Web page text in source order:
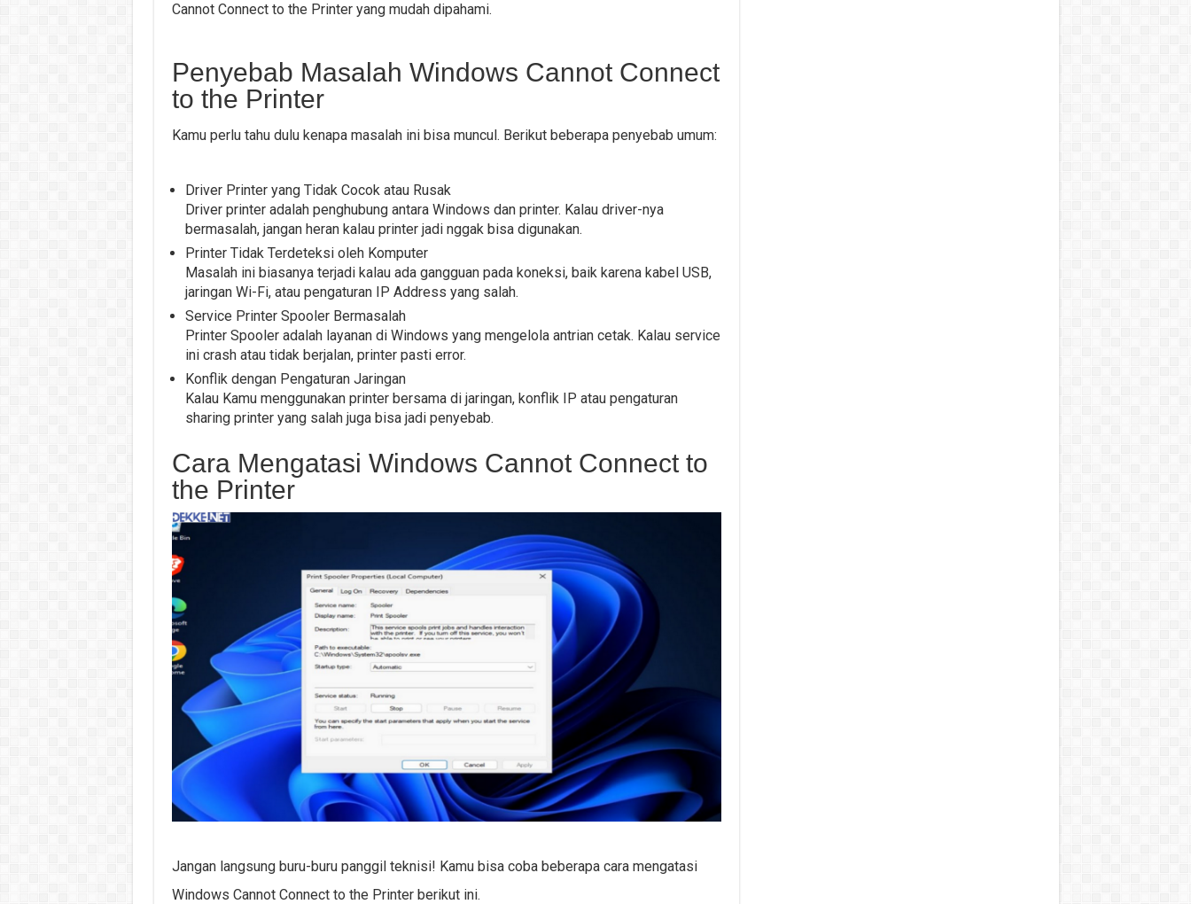
Cannot Connect to the Printer yang mudah dipahami.
Penyebab Masalah Windows Cannot Connect
to the Printer
Kamu perlu tahu dulu kenapa masalah ini bisa muncul. Berikut beberapa penyebab umum:
Driver Printer yang Tidak Cocok atau Rusak
Driver printer adalah penghubung antara Windows dan printer. Kalau driver-nya
bermasalah, jangan heran kalau printer jadi nggak bisa digunakan.
Printer Tidak Terdeteksi oleh Komputer
Masalah ini biasanya terjadi kalau ada gangguan pada koneksi, baik karena kabel USB,
jaringan Wi-Fi, atau pengaturan IP Address yang salah.
Service Printer Spooler Bermasalah
Printer Spooler adalah layanan di Windows yang mengelola antrian cetak. Kalau service
ini crash atau tidak berjalan, printer pasti error.
Konflik dengan Pengaturan Jaringan
Kalau Kamu menggunakan printer bersama di jaringan, konflik IP atau pengaturan
sharing printer yang salah juga bisa jadi penyebab.
Cara Mengatasi Windows Cannot Connect to
the Printer
Jangan langsung buru-buru panggil teknisi! Kamu bisa coba beberapa cara mengatasi
Windows Cannot Connect to the Printer berikut ini.